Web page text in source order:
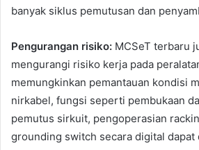
banyak siklus pemutusan dan
Pengurangan risiko: MCSeT terbaru
mengurangi risiko kerja pada
memungkinkan pemantauan kondisi
nirkabel, fungsi seperti pembukaan
pemutus sirkuit, pengoperasian
grounding switch secara digital dapat